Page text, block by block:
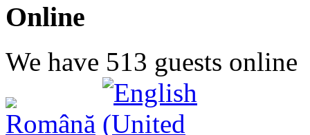
Online
We have 513 guests online